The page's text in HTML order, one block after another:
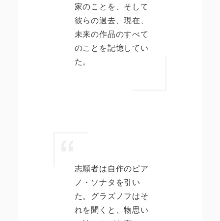
家のことを、そして
彼らの過去、現在、
未来の作品のすべて
のことを記憶してい
た。
志願者は自作のピア
ノ・ソナタを引い
た。グラズノフはそ
れを聞くと、物思い